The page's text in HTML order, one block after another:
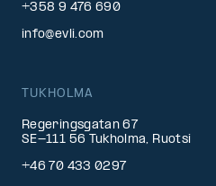
+358 9 476 690
info@evli.com
TUKHOLMA
Regeringsgatan 67
SE-111 56 Tukholma, Ruotsi
+46 70 433 0297